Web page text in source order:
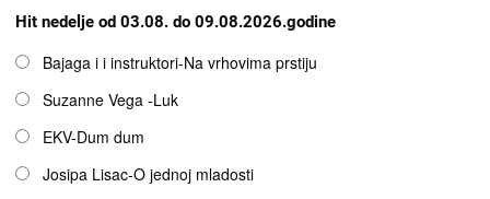
Hit nedelje od 03.08. do 09.08.2026.godine
OpcijeBajaga i i instruktori-Na vrhovima prstiju
Suzanne Vega -Luk
EKV-Dum dum
Josipa Lisac-O jednoj mladosti